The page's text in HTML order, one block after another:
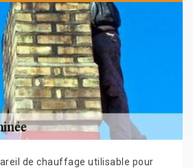
de chauffage utilisable pour